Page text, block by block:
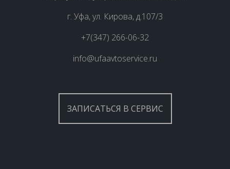
г. Уфа, ул. Кирова, д.107/3
+7(347) 266-06-32
info@ufaavtoservice.ru
ЗАПИСАТЬСЯ В СЕРВИС